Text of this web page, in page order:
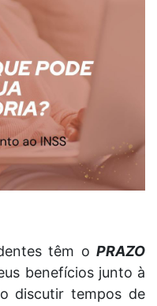
têm o PRAZO
benefícios junto à
discutir tempos de